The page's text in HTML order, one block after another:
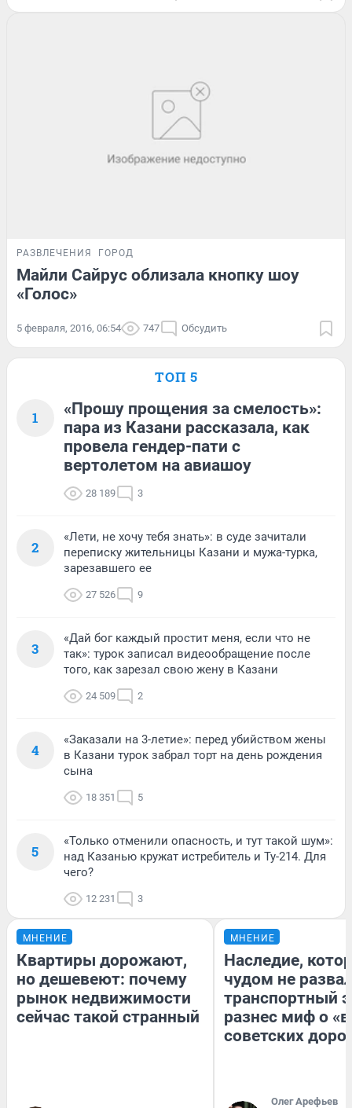
РАЗВЛЕЧЕНИЯ ГОРОД
Майли Сайрус облизала кнопку шоу
«Голос»
5 февраля, 2016, 06:54 747 Обсудить
ТОП 5
1
«Прошу прощения за смелость»:
пара из Казани рассказала, как
провела гендер-пати с
вертолетом на авиашоу
28 189 3
2
«Лети, не хочу тебя знать»: в суде зачитали
переписку жительницы Казани и мужа-турка,
зарезавшего ее
27 526 9
3
«Дай бог каждый простит меня, если что не
так»: турок записал видеообращение после
того, как зарезал свою жену в Казани
24 509 2
4
«Заказали на 3-летие»: перед убийством жены
в Казани турок забрал торт на день рождения
сына
18 351 5
5
«Только отменили опасность, и тут такой шум»:
над Казанью кружат истребитель и Ту-214. Для
чего?
12 231 3
МНЕНИЕ
Квартиры дорожают,
но дешевеют: почему
рынок недвижимости
сейчас такой странный
МНЕНИЕ
Наследие,
чудом не
транспортный
разнес миф о
советских
Олег Арефьев